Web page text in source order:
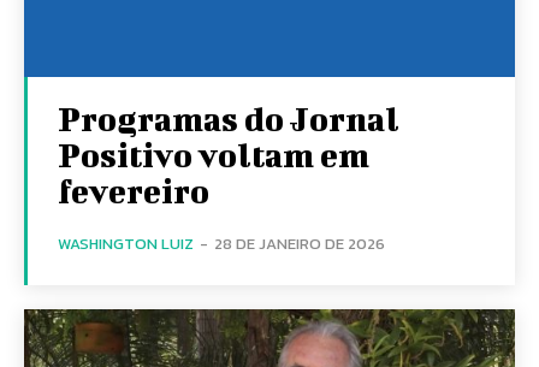
Programas do Jornal
Positivo voltam em
fevereiro
WASHINGTON LUIZ - 28 DE JANEIRO DE 2026